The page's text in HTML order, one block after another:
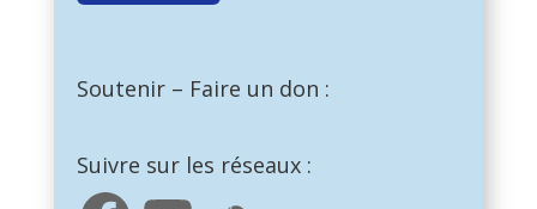
Soutenir – Faire un don :
Suivre sur les réseaux :
FacebookYouTube